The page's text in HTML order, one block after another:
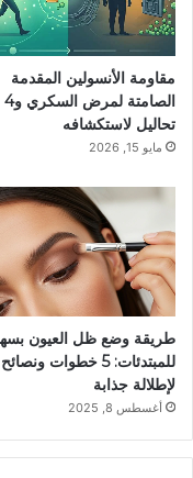
مقاومة الأنسولين المقدمة
الصامتة لمرض السكري و4
تحاليل لاستكشافه
مايو 15, 2026
طريقة وضع ظل العيون
للمبتدئات: 5 خطوات ونصائح
لإطلالة جذابة
أغسطس 8, 2025